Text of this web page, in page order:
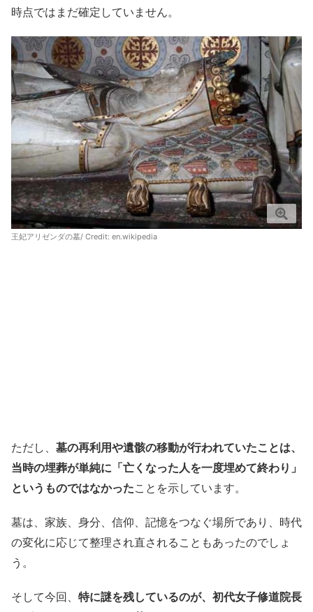
時点ではまだ確定していません。
王妃アリゼンダの墓/ Credit: en.wikipedia
ただし、 墓の再利用や遺骸の移動が行われていたことは、
当時の埋葬が単純に「亡くなった人を一度埋めて終わり」
というものではなかったことを示しています。
墓は、家族、身分、信仰、記憶をつなぐ場所であり、時代
の変化に応じて整理され直されることもあったのでしょ
う。
そして今回、 特に謎を残しているのが、初代女子修道院長